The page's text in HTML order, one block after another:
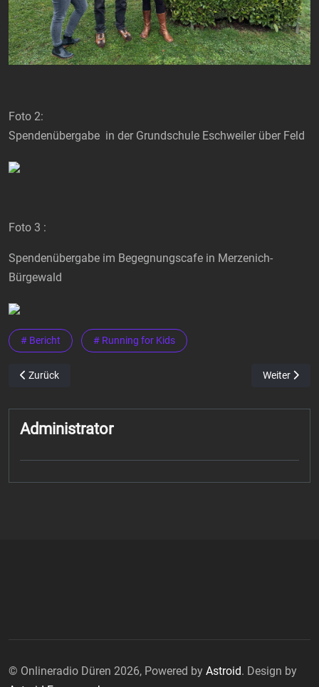
Foto 2:
Spendenübergabe in der Grundschule Eschweiler über Feld
Foto 3 :
Spendenübergabe im Begegnungscafe in Merzenich-
Bürgewald
# Bericht # Running for Kids
Vorheriger Beitrag: FC Dürens Star Vincent Geimer optimistisch vor
Zurück Nächster
Weiter
Administrator
© Onlineradio Düren 2026, Powered by Astroid. Design by